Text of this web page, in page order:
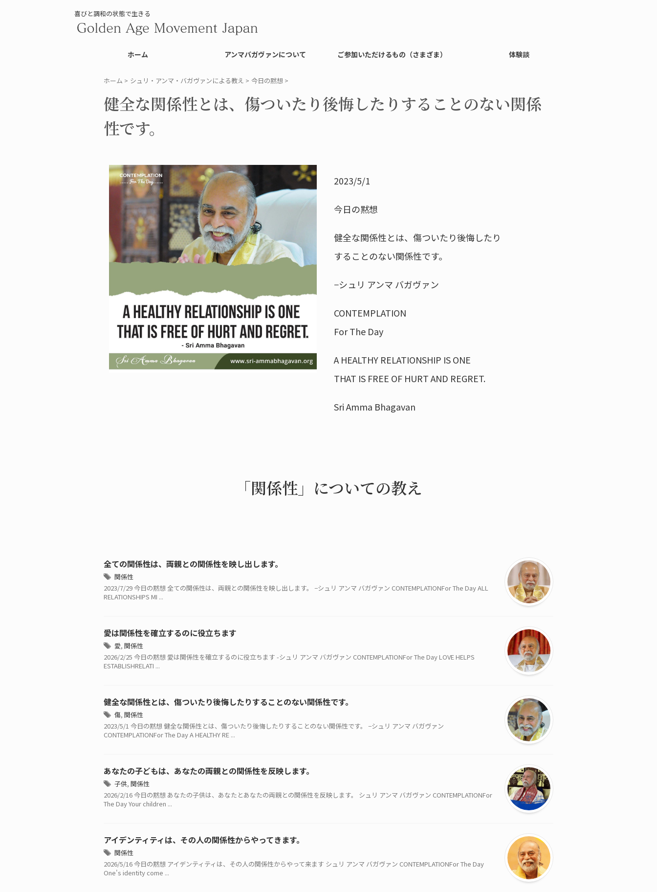
喜びと調和の状態で生きる
ホーム アンマバガヴァンについて ご参加いただけるもの（さまざま） 体験談
ホーム > シュリ・アンマ・バガヴァンによる教え > 今日の黙想 >
健全な関係性とは、傷ついたり後悔したりすることのない関係
性です。
2023/5/1
今日の黙想
健全な関係性とは、傷ついたり後悔したり
することのない関係性です。
−シュリ アンマ バガヴァン
CONTEMPLATION
For The Day
A HEALTHY RELATIONSHIP IS ONE
THAT IS FREE OF HURT AND REGRET.
Sri Amma Bhagavan
「関係性」についての教え
全ての関係性は、両親との関係性を映し出します。
関係性
2023/7/29 今日の黙想 全ての関係性は、両親との関係性を映し出します。 −シュリ アンマ バガヴァン CONTEMPLATIONFor The Day ALL
RELATIONSHIPS MI ...
愛は関係性を確立するのに役立ちます
愛, 関係性
2026/2/25 今日の黙想 愛は関係性を確立するのに役立ちます -シュリ アンマ バガヴァン CONTEMPLATIONFor The Day LOVE HELPS
ESTABLISHRELATI ...
健全な関係性とは、傷ついたり後悔したりすることのない関係性です。
傷, 関係性
2023/5/1 今日の黙想 健全な関係性とは、傷ついたり後悔したりすることのない関係性です。 −シュリ アンマ バガヴァン
CONTEMPLATIONFor The Day A HEALTHY RE ...
あなたの子どもは、あなたの両親との関係性を反映します。
子供, 関係性
2026/2/16 今日の黙想 あなたの子供は、あなたとあなたの両親との関係性を反映します。 シュリ アンマ バガヴァン CONTEMPLATIONFor
The Day Your children ...
アイデンティティは、その人の関係性からやってきます。
関係性
2026/5/16 今日の黙想 アイデンティティは、その人の関係性からやって来ます シュリ アンマ バガヴァン CONTEMPLATIONFor The Day
One's identity come ...